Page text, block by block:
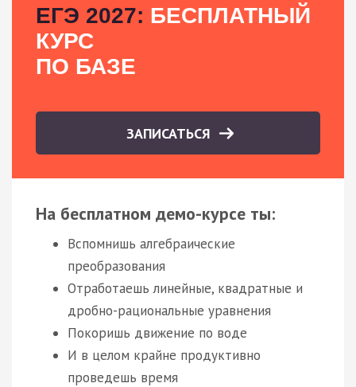
ЕГЭ 2027: БЕСПЛАТНЫЙ
КУРС
ПО БАЗЕ
ЗАПИСАТЬСЯ
На бесплатном демо-курсе ты:
Вспомнишь алгебраические
преобразования
Отработаешь линейные, квадратные и
дробно-рациональные уравнения
Покоришь движение по воде
И в целом крайне продуктивно
проведешь время